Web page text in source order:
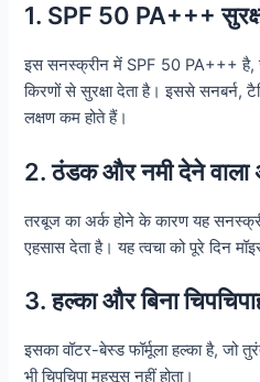
1. SPF 50 PA+++
इस सनस्क्रीन में SPF 50 PA+++
किरणों से सुरक्षा देता है। इससे
लक्षण कम होते हैं।
2. ठंडक और नमी देने
तरबूज का अर्क होने के कारण यह
एहसास देता है। यह त्वचा को पूरे दिन
3. हल्का और बिना
इसका वॉटर-बेस्ड फॉर्मूला हल्का है, जो
भी चिपचिपा महसूस नहीं होता।